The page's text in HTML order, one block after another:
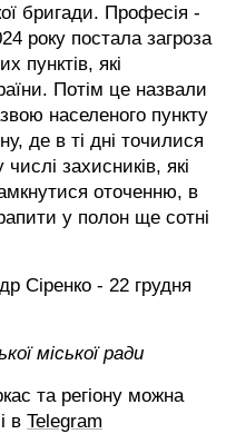
бригади. Професія -
року постала загроза
пунктів, які
Потім це назвали
населеного пункту
де в ті дні точилися
захисників, які
оточенню, в
у полон ще сотні
Сіренко - 22 грудня
міської ради
та регіону можна
в Telegram